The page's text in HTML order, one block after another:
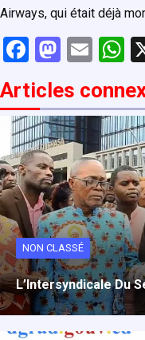
Airways, qui était déjà
F
a
ce
b
o
o
k
M
st
o
d
o
n
E
ail
s
A
p
p
Articles
NON CLASSÉ
L’Intersyndicale Du